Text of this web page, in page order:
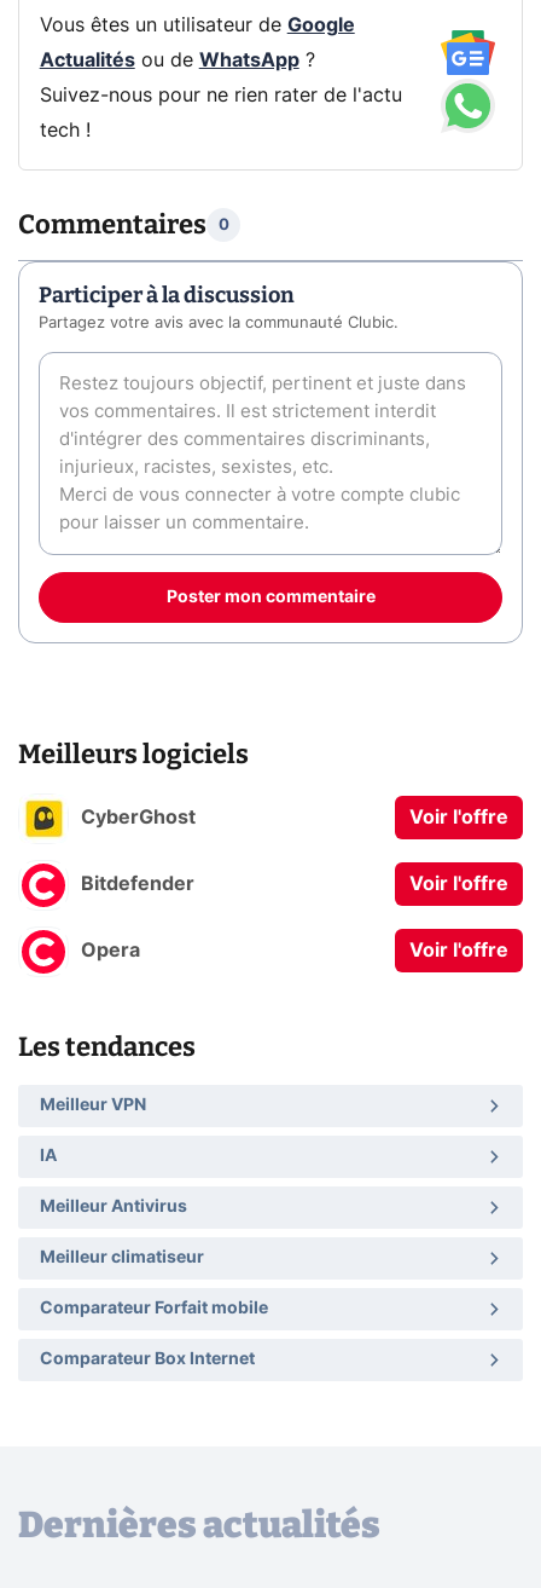
Vous êtes un utilisateur de Google
Actualitésou de WhatsApp?
Suivez-nous pour ne rien rater de l'actu
tech !
Commentaires 0
Participer à la discussion
Partagez votre avis avec la communauté Clubic.
Poster mon commentaire
Meilleurs logiciels
CyberGhost Voir l'offre
Bitdefender Voir l'offre
Opera Voir l'offre
Les tendances
Meilleur VPN
IA
Meilleur Antivirus
Meilleur climatiseur
Comparateur Forfait mobile
Comparateur Box Internet
Dernières actualités